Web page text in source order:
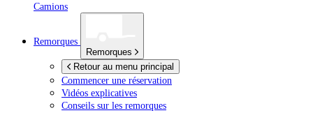
Camions
Remorques
Remorques
Retour au menu principal
Commencer une réservation
Vidéos explicatives
Conseils sur les remorques